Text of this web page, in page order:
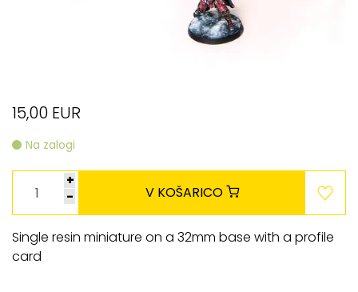
15,00 EUR
Na zalogi
+
-
V KOŠARICO
Single resin miniature on a 32mm base with a profile
card